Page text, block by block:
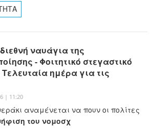
ναυάγια της
- Φοιτητικό στεγαστικό
ημέρα για τις
| 11:20
αναμένεται να πουν οι πολίτες
του νομοσχ